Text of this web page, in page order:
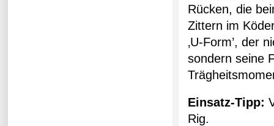
Rücken, die
Zittern im
‚U-Form’, der
sondern seine
Einsatz-Tipp:
Rig.